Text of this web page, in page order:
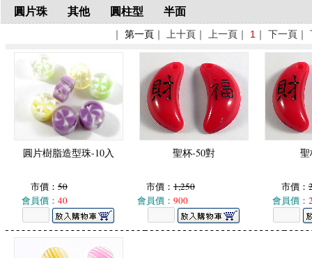
圓片珠 其他 圓柱型 半面
｜ 第一頁 ｜ 上十頁｜ 上一頁｜ 1 ｜ 下一頁
圓片樹脂造型珠-10入
市價： 50
會員價： 40
聖杯-50對
市價： 1,250
會員價： 900
市價：
會員價：